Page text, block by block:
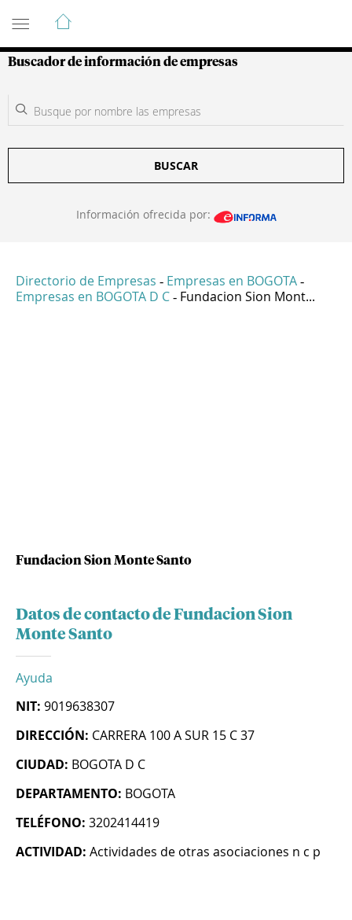
Guía de Empresas Colombianas
Buscador de información de empresas
BUSCAR
Información ofrecida por:
Directorio de Empresas - Empresas en BOGOTA -
Empresas en BOGOTA D C - Fundacion Sion Mont...
Fundacion Sion Monte Santo
Datos de contacto de Fundacion Sion
Monte Santo
Ayuda
NIT: 9019638307
DIRECCIÓN: CARRERA 100 A SUR 15 C 37
CIUDAD: BOGOTA D C
DEPARTAMENTO: BOGOTA
TELÉFONO: 3202414419
ACTIVIDAD: Actividades de otras asociaciones n c p